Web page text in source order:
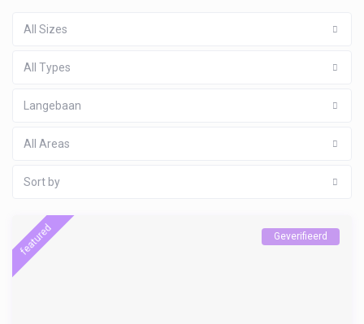
All Sizes
All Types
Langebaan
All Areas
Sort by
featured Geverifieerd